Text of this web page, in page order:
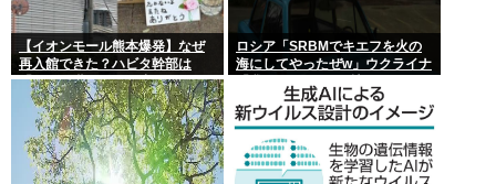
【イオンモール熊本爆発】なぜ
再入館できた？ハビタ幹部は
「モール職員は引き止めなかっ
た」イオン「運用を徹底できな
かった可能性」
ロシア「SRBMでキエフを火の
海にしてやったぜw」ウクライナ
「我々もSRBMで反撃する